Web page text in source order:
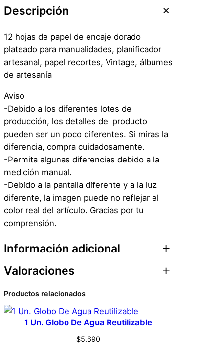
g
a
a
S
r
a
p
b
o
o
k
i
n
g
–
i
c
l
a
Descripción
12 hojas de papel de encaje dorado
plateado para manualidades, planificador
artesanal, papel recortes, Vintage, álbumes
de artesanía
Aviso
-Debido a los diferentes lotes de
producción, los detalles del producto
pueden ser un poco diferentes. Si miras la
diferencia, compra cuidadosamente.
-Permita algunas diferencias debido a la
medición manual.
-Debido a la pantalla diferente y a la luz
diferente, la imagen puede no reflejar el
color real del artículo. Gracias por tu
comprensión.
Información adicional
Atributos
Dimensiones
Marca Genérica
Valoraciones
0 valoraciones en
Filigrana Scrapbooking
Productos relacionados
1 Un. Globo De Agua Reutilizable
$5.690